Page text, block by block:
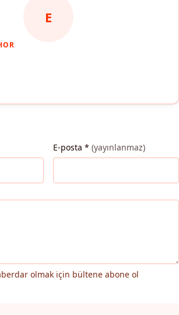
E
E-posta * (yayınlanmaz)
olmak için bültene abone ol